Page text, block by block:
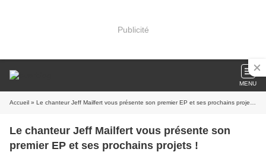
Publicité
MENU
Accueil » Le chanteur Jeff Mailfert vous présente son premier EP et ses prochains projets !
Le chanteur Jeff Mailfert vous présente son
premier EP et ses prochains projets !